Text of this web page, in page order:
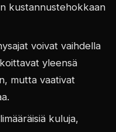
kustannustehokkaan
voivat vaihdella
yleensä
mutta vaativat
kuluja,